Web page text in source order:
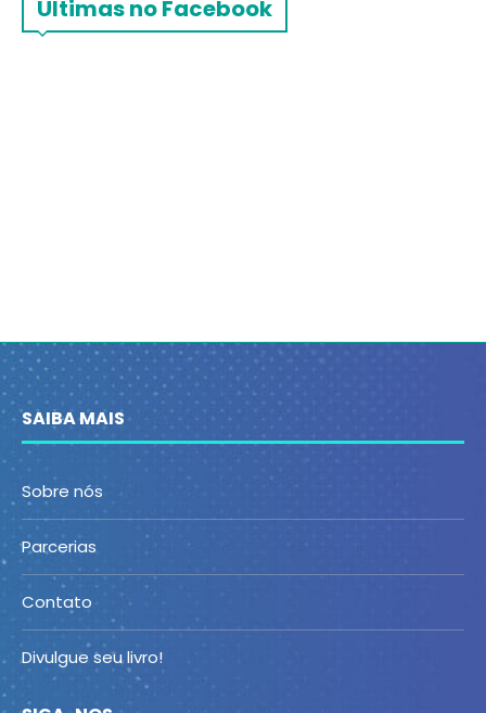
Últimas no Facebook
SAIBA MAIS
Sobre nós
Parcerias
Contato
Divulgue seu livro!